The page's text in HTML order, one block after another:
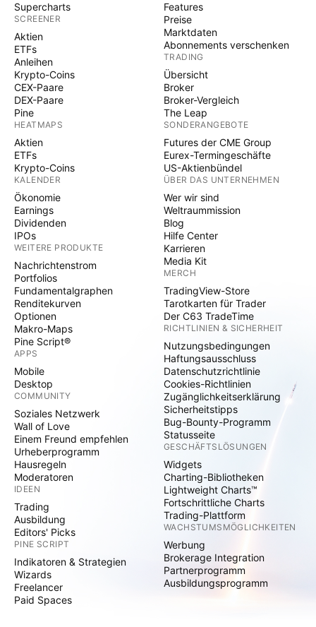
Supercharts
SCREENER
Aktien
ETFs
Anleihen
Krypto-Coins
CEX-Paare
DEX-Paare
Pine
HEATMAPS
Aktien
ETFs
Krypto-Coins
KALENDER
Ökonomie
Earnings
Dividenden
IPOs
WEITERE PRODUKTE
Nachrichtenstrom
Portfolios
Fundamentalgraphen
Renditekurven
Optionen
Makro-Maps
Pine Script®
APPS
Mobile
Desktop
COMMUNITY
Soziales Netzwerk
Wall of Love
Einem Freund empfehlen
Urheberprogramm
Hausregeln
Moderatoren
IDEEN
Trading
Ausbildung
Editors' Picks
PINE SCRIPT
Indikatoren & Strategien
Wizards
Freelancer
Paid Spaces
Features
Preise
Marktdaten
Abonnements verschenken
TRADING
Übersicht
Broker
Broker-Vergleich
The Leap
SONDERANGEBOTE
Futures der CME Group
Eurex-Termingeschäfte
US-Aktienbündel
ÜBER DAS UNTERNEHMEN
Wer wir sind
Weltraummission
Blog
Hilfe Center
Karrieren
Media Kit
MERCH
TradingView-Store
Tarotkarten für Trader
Der C63 TradeTime
RICHTLINIEN & SICHERHEIT
Nutzungsbedingungen
Haftungsausschluss
Datenschutzrichtlinie
Cookies-Richtlinien
Zugänglichkeitserklärung
Sicherheitstipps
Bug-Bounty-Programm
Statusseite
GESCHÄFTSLÖSUNGEN
Widgets
Charting-Bibliotheken
Lightweight Charts™
Fortschrittliche Charts
Trading-Plattform
WACHSTUMSMÖGLICHKEITEN
Werbung
Brokerage Integration
Partnerprogramm
Ausbildungsprogramm